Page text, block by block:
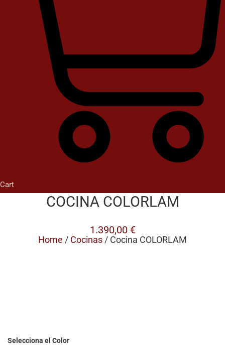
Cart
COCINA COLORLAM
1.390,00 €
Home / Cocinas / Cocina COLORLAM
Selecciona el Color